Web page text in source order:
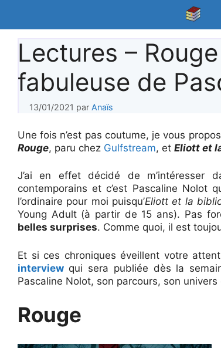
contenu
Lectures –
fabuleuse de
13/01/2021 par Anaïs
Une fois n’est pas coutume, je vous
Rouge, paru chez Gulfstream, et Eliott et
J’ai en effet décidé de m’intéresser
contemporains et c’est Pascaline Nolot
l’ordinaire pour moi puisqu’Eliott et la
Young Adult (à partir de 15 ans). Pas
belles surprises. Comme quoi, il est
Et si ces chroniques éveillent votre
interview qui sera publiée dès la
Pascaline Nolot, son parcours, son
Rouge